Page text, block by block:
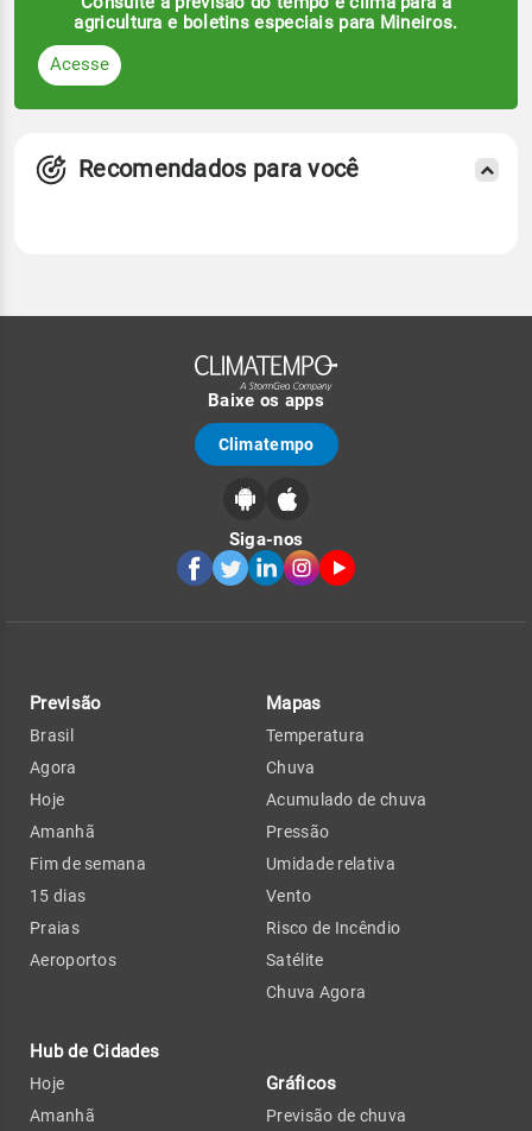
agricultura e boletins especiais para Mineiros.
Acesse
Recomendados para você
Baixe os apps
Climatempo
Siga-nos
Previsão
Brasil
Agora
Hoje
Amanhã
Fim de semana
15 dias
Praias
Aeroportos
Hub de Cidades
Hoje
Amanhã
Mapas
Temperatura
Chuva
Acumulado de chuva
Pressão
Umidade relativa
Vento
Risco de Incêndio
Satélite
Chuva Agora
Gráficos
Previsão de chuva